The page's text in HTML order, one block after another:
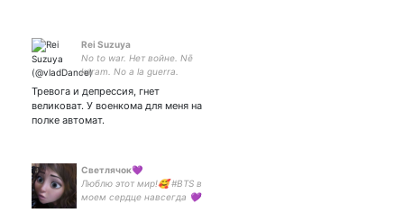
Rei Suzuya
No to war. Нет войне. Nē
karam. No a la guerra.
Тревога и депрессия, гнет
великоват. У военкома для меня на
полке автомат.
Светлячок💜
Люблю этот мир!🥰 #BTS в
моем сердце навсегда 💜